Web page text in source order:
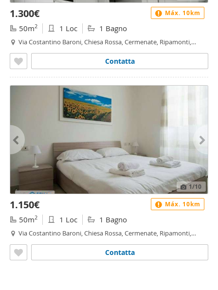
1.300€
50m2 1 Loc 1 Bagno
Via Costantino Baroni, Chiesa Rossa, Cermenate, Ripamonti,
Contatta
Máx. 10km
1/10
1.150€
50m2 1 Loc 1 Bagno
Via Costantino Baroni, Chiesa Rossa, Cermenate, Ripamonti,
Contatta
Máx. 10km